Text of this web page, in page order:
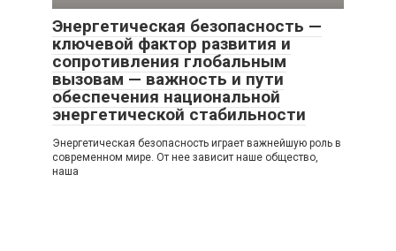
Энергетическая безопасность —
ключевой фактор развития и
сопротивления глобальным
вызовам — важность и пути
обеспечения национальной
энергетической стабильности
Энергетическая безопасность играет важнейшую роль в
современном мире. От нее зависит наше общество,
наша